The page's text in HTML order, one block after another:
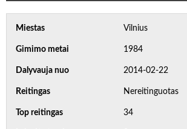
Miestas Vilnius
Gimimo metai 1984
Dalyvauja nuo 2014-02-22
Reitingas Nereitinguotas
Top reitingas 34